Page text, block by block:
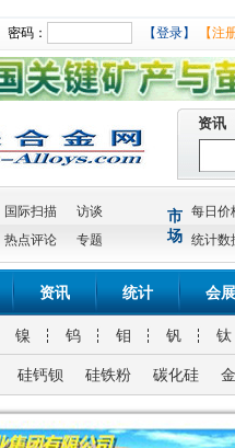
密码： 【登录】 【注
资讯
国际扫描
访谈
热点评论 专题
市
场
每日价
统计数
资讯 统计 会展
镍 钨 钼 钒 钛
硅钙钡 硅铁粉 碳化硅